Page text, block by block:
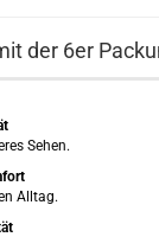
der 6er
Sehen.
Alltag.